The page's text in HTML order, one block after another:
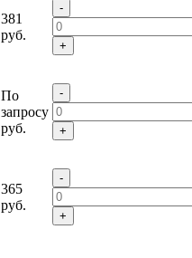
381
руб.
-
+
По
запросу
руб.
-
+
365
руб.
-
+